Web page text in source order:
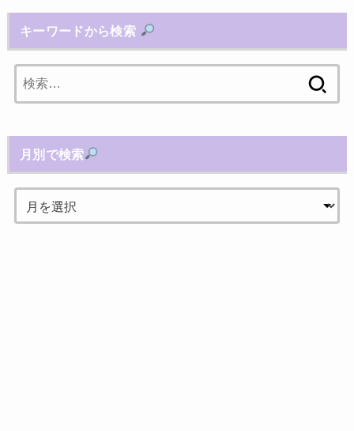
キーワードから検索
索:
月別で検索